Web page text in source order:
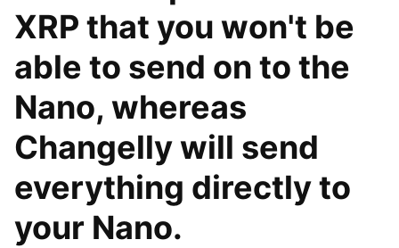
XRP that you won't be
able to send on to the
Nano, whereas
Changelly will send
everything directly to
your Nano.